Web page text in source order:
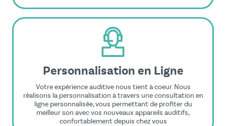
Personnalisation en Ligne
Votre expérience auditive nous tient à coeur. Nous
réalisons la personnalisation à travers une consultation en
ligne personnalisée, vous permettant de profiter du
meilleur son avec vos nouveaux appareils auditifs,
confortablement depuis chez vous